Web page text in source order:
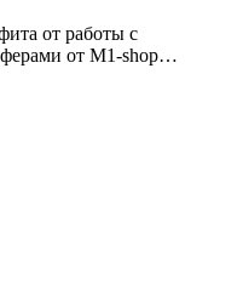
от работы с
от M1-shop…